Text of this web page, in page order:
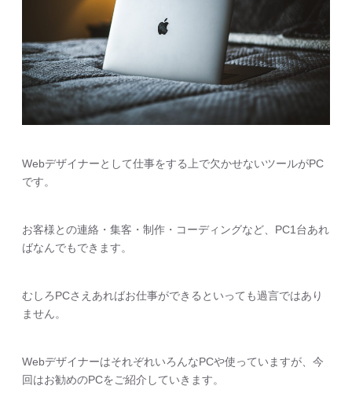
Webデザイナーとして仕事をする上で欠かせないツールがPC
です。
お客様との連絡・集客・制作・コーディングなど、PC1台あれ
ばなんでもできます。
むしろPCさえあればお仕事ができるといっても過言ではあり
ません。
WebデザイナーはそれぞれいろんなPCや使っていますが、今
回はお勧めのPCをご紹介していきます。